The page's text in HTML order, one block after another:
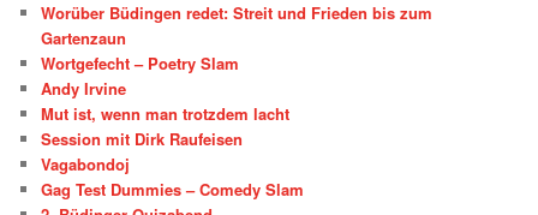
Worüber Büdingen redet: Streit und Frieden bis zum
Gartenzaun
Wortgefecht – Poetry Slam
Andy Irvine
Mut ist, wenn man trotzdem lacht
Session mit Dirk Raufeisen
Vagabondoj
Gag Test Dummies – Comedy Slam